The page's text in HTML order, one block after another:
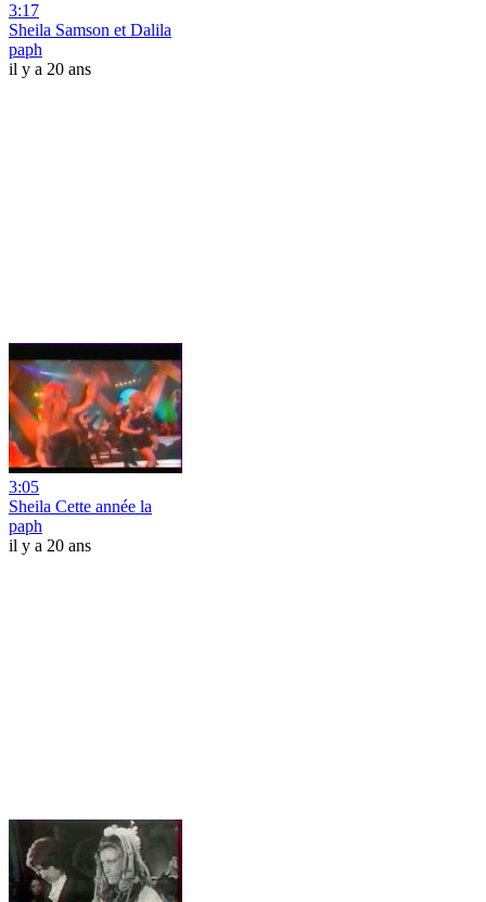
3:17
Sheila Samson et Dalila
paph
il y a 20 ans
3:05
Sheila Cette année la
paph
il y a 20 ans